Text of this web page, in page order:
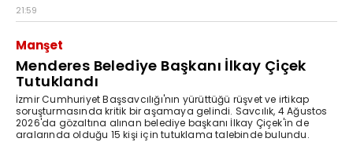
21:59
Manşet
Menderes Belediye Başkanı İlkay Çiçek
Tutuklandı
İzmir Cumhuriyet Başsavcılığı'nın yürüttüğü rüşvet ve irtikap
soruşturmasında kritik bir aşamaya gelindi. Savcılık, 4 Ağustos
2026'da gözaltına alınan belediye başkanı İlkay Çiçek'in de
aralarında olduğu 15 kişi için tutuklama talebinde bulundu.